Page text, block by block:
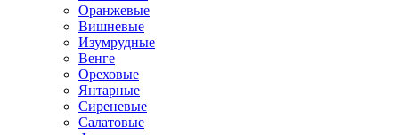
Оранжевые
Вишневые
Изумрудные
Венге
Ореховые
Янтарные
Сиреневые
Салатовые